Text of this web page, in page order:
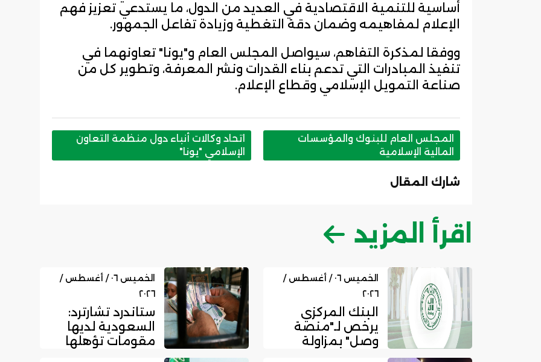
أساسية للتنمية الاقتصادية في العديد من الدول، ما يستدعي تعزيز فهم
الإعلام لمفاهيمه وضمان دقة التغطية وزيادة تفاعل الجمهور.
ووفقا لمذكرة التفاهم، سيواصل المجلس العام و"يونا" تعاونهما في
تنفيذ المبادرات التي تدعم بناء القدرات ونشر المعرفة، وتطوير كل من
صناعة التمويل الإسلامي وقطاع الإعلام.
المجلس العام للبنوك والمؤسسات
المالية الإسلامية
اتحاد وكالات أنباء دول منظمة التعاون
الإسلامي "يونا"
شارك المقال
اقرأ المزيد
الخميس ٠٦ / أغسطس /
٢٠٢٦
البنك المركزي
يرخص لـ"منصة
وصل" بمزاولة
الخميس ٠٦ / أغسطس /
٢٠٢٦
ستاندرد تشارترد:
السعودية لديها
مقومات تؤهلها